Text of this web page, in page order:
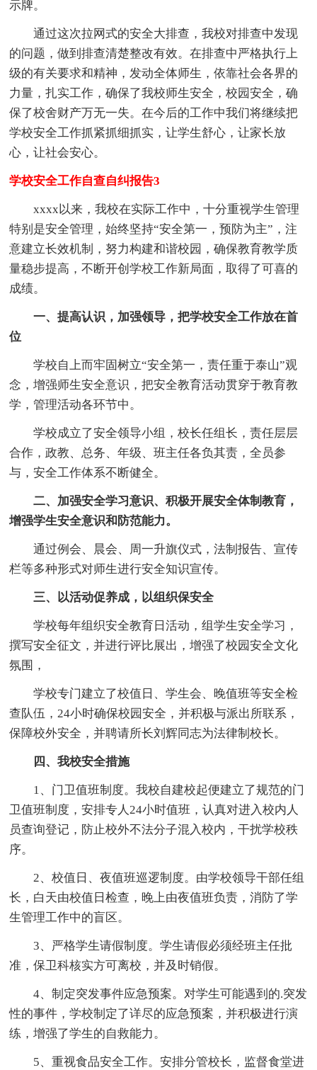
示牌。
通过这次拉网式的安全大排查，我校对排查中发现
的问题，做到排查清楚整改有效。在排查中严格执行上
级的有关要求和精神，发动全体师生，依靠社会各界的
力量，扎实工作，确保了我校师生安全，校园安全，确
保了校舍财产万无一失。在今后的工作中我们将继续把
学校安全工作抓紧抓细抓实，让学生舒心，让家长放
心，让社会安心。
学校安全工作自查自纠报告3
xxxx以来，我校在实际工作中，十分重视学生管理
特别是安全管理，始终坚持“安全第一，预防为主”，注
意建立长效机制，努力构建和谐校园，确保教育教学质
量稳步提高，不断开创学校工作新局面，取得了可喜的
成绩。
一、提高认识，加强领导，把学校安全工作放在首
位
学校自上而牢固树立“安全第一，责任重于泰山”观
念，增强师生安全意识，把安全教育活动贯穿于教育教
学，管理活动各环节中。
学校成立了安全领导小组，校长任组长，责任层层
合作，政教、总务、年级、班主任各负其责，全员参
与，安全工作体系不断健全。
二、加强安全学习意识、积极开展安全体制教育，
增强学生安全意识和防范能力。
通过例会、晨会、周一升旗仪式，法制报告、宣传
栏等多种形式对师生进行安全知识宣传。
三、以活动促养成，以组织保安全
学校每年组织安全教育日活动，组学生安全学习，
撰写安全征文，并进行评比展出，增强了校园安全文化
氛围，
学校专门建立了校值日、学生会、晚值班等安全检
查队伍，24小时确保校园安全，并积极与派出所联系，
保障校外安全，并聘请所长刘辉同志为法律制校长。
四、我校安全措施
1、门卫值班制度。我校自建校起便建立了规范的门
卫值班制度，安排专人24小时值班，认真对进入校内人
员查询登记，防止校外不法分子混入校内，干扰学校秩
序。
2、校值日、夜值班巡逻制度。由学校领导干部任组
长，白天由校值日检查，晚上由夜值班负责，消防了学
生管理工作中的盲区。
3、严格学生请假制度。学生请假必须经班主任批
准，保卫科核实方可离校，并及时销假。
4、制定突发事件应急预案。对学生可能遇到的.突发
性的事件，学校制定了详尽的应急预案，并积极进行演
练，增强了学生的自救能力。
5、重视食品安全工作。安排分管校长，监督食堂进